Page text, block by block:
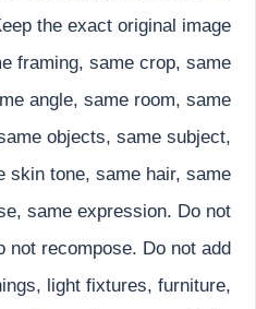
the exact original image
framing, same crop, same
angle, same room, same
objects, same subject,
skin tone, same hair, same
same expression. Do not
not recompose. Do not add
light fixtures, furniture,